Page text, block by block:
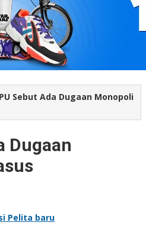
Sebut Ada Dugaan Monopoli
Dugaan
Pelita baru